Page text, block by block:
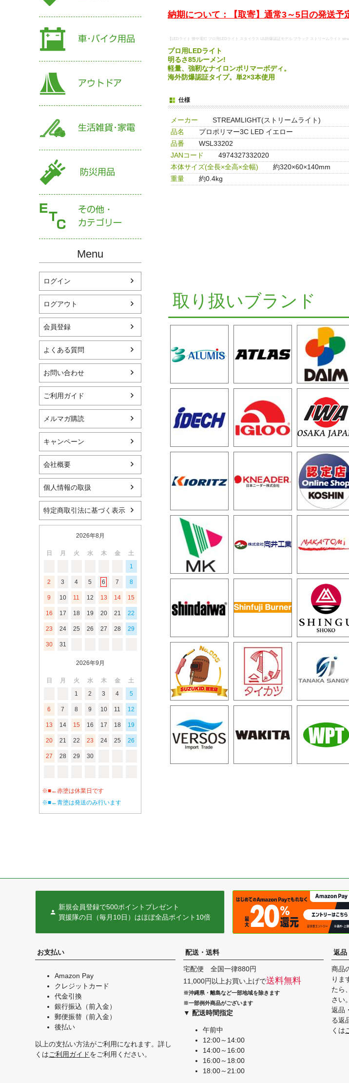
Menu
ログイン
ログアウト
会員登録
よくある質問
お問い合わせ
ご利用ガイド
メルマガ購読
キャンペーン
会社概要
個人情報の取扱
特定商取引法に基づく表示
2026年8月
日 月 火 水 木 金
土
1
2 3 4 5 6 7 8
9 10 11 12 13 14 15
16 17 18 19 20 21 22
23 24 25 26 27 28 29
30 31
2026年9月
日 月 火 水 木 金
土
1
2 3 4 5
6 7 8 9 10 11 12
13 14 15 16 17 18 19
20 21 22 23 24 25 26
27 28 29 30
※■←赤塗は休業日です
※■←青塗は発送のみ行います
納期について：【取寄】通常3～5日の発送予
【LEDライト 懐中電灯 プロ用LEDライト スタイラス UL防爆認証モデル ブラック ストリームライト
プロ用LEDライト
明るさ85ルーメン!
軽量、強靭なナイロンポリマーボディ。
海外防爆認証タイプ。単2×3本使用
仕様
メーカー
STREAMLIGHT(ストリームライト)
品名
プロポリマー3C LED イエロー
品番
WSL33202
JANコード
4974327332020
本体サイズ(全長×全高×全幅)
約320×60×140mm
重量
約0.4kg
取り扱いブランド
新規会員登録で500ポイントプレゼント
買援隊の日（毎月10日）はほぼ全品ポイント10倍
お支払い
Amazon Pay
クレジットカード
代金引換
銀行振込（前入金）
郵便振替（前入金）
後払い
以上の支払い方法がご利用になれます。詳し
くはご利用ガイドをご利用ください。
配送・送料
宅配便 全国一律880円
11,000円以上お買い上げで送料無料
※沖縄県・離島など一部地域を除きます
※一部例外商品がございます
▼ 配送時間指定
午前中
12:00～14:00
14:00～16:00
16:00～18:00
18:00～21:00
返品
商品
りま
たら、
さい。
返品
る返
くは